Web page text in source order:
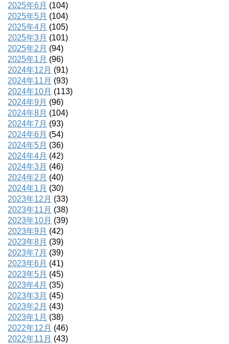
2025年6月 (104)
2025年5月 (104)
2025年4月 (105)
2025年3月 (101)
2025年2月 (94)
2025年1月 (96)
2024年12月 (91)
2024年11月 (93)
2024年10月 (113)
2024年9月 (96)
2024年8月 (104)
2024年7月 (93)
2024年6月 (54)
2024年5月 (36)
2024年4月 (42)
2024年3月 (46)
2024年2月 (40)
2024年1月 (30)
2023年12月 (33)
2023年11月 (38)
2023年10月 (39)
2023年9月 (42)
2023年8月 (39)
2023年7月 (39)
2023年6月 (41)
2023年5月 (45)
2023年4月 (35)
2023年3月 (45)
2023年2月 (43)
2023年1月 (38)
2022年12月 (46)
2022年11月 (43)